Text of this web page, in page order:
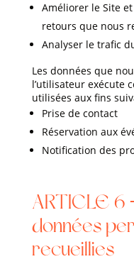
Améliorer le Site
retours que nous
Analyser le trafic
Les données que
l’utilisateur exécute
utilisées aux fins
Prise de contact
Réservation aux
Notification des
ARTICLE 6
données
recueillies